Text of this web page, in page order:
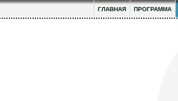
ГЛАВНАЯ ПРОГРАММА